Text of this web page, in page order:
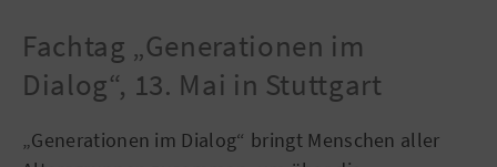
Fachtag „Generationen im
Dialog“, 13. Mai in Stuttgart
„Generationen im Dialog“ bringt Menschen aller